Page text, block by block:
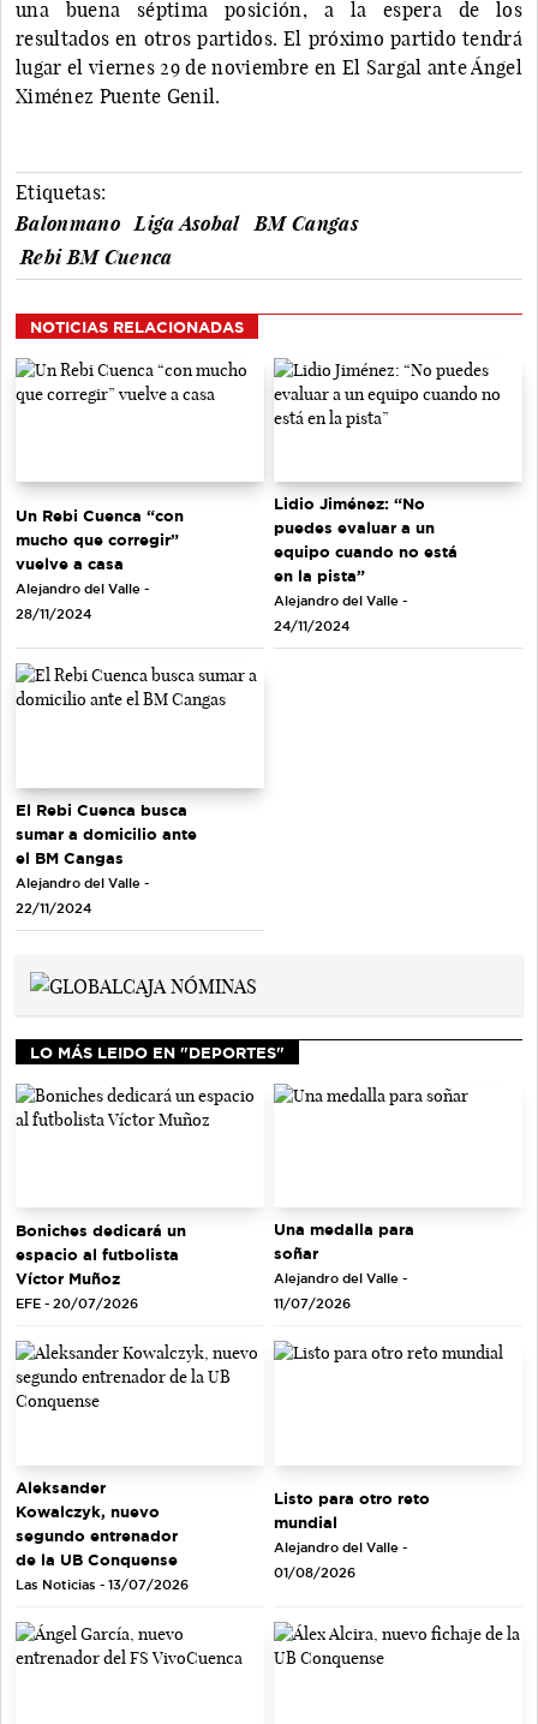
una buena séptima posición, a la espera de los
resultados en otros partidos. El próximo partido tendrá
lugar el viernes 29 de noviembre en El Sargal ante Ángel
Ximénez Puente Genil.
Etiquetas:
Balonmano
Liga Asobal
BM Cangas
Rebi BM Cuenca
NOTICIAS RELACIONADAS
Un Rebi Cuenca “con
mucho que corregir”
vuelve a casa
Alejandro del Valle -
28/11/2024
Lidio Jiménez: “No
puedes evaluar a un
equipo cuando no está
en la pista”
Alejandro del Valle -
24/11/2024
El Rebi Cuenca busca
sumar a domicilio ante
el BM Cangas
Alejandro del Valle -
22/11/2024
LO MÁS LEIDO EN "DEPORTES"
Boniches dedicará un
espacio al futbolista
Víctor Muñoz
EFE - 20/07/2026
Una medalla para
soñar
Alejandro del Valle -
11/07/2026
Aleksander
Kowalczyk, nuevo
segundo entrenador
de la UB Conquense
Las Noticias - 13/07/2026
Listo para otro reto
mundial
Alejandro del Valle -
01/08/2026